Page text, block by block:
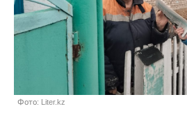
Фото: Liter.kz